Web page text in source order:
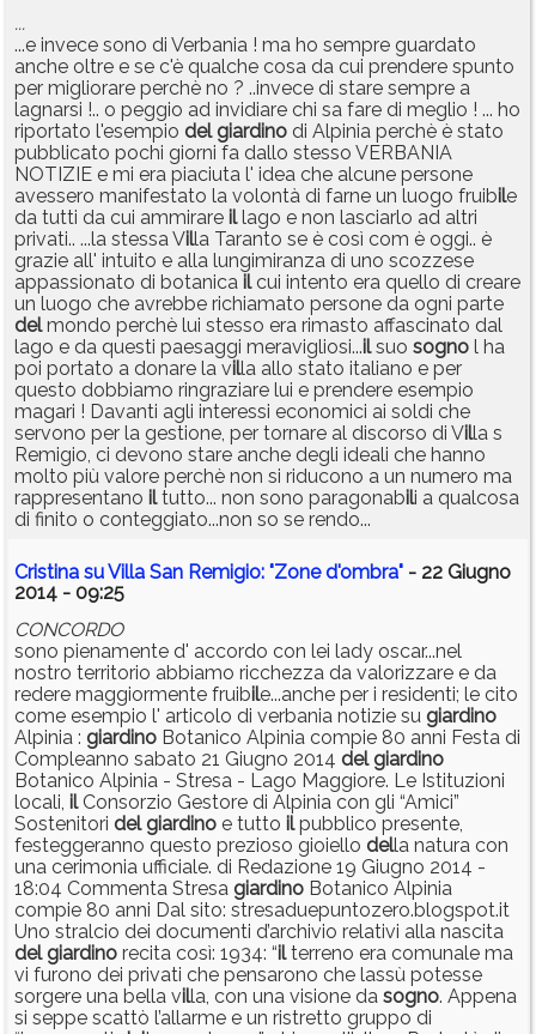
...
...e invece sono di Verbania ! ma ho sempre guardato
anche oltre e se c'è qualche cosa da cui prendere spunto
per migliorare perchè no ? ..invece di stare sempre a
lagnarsi !.. o peggio ad invidiare chi sa fare di meglio ! ... ho
riportato l'esempio del giardino di Alpinia perchè è stato
pubblicato pochi giorni fa dallo stesso VERBANIA
NOTIZIE e mi era piaciuta l' idea che alcune persone
avessero manifestato la volontà di farne un luogo fruibile
da tutti da cui ammirare illago e non lasciarlo ad altri
privati.. ...la stessa Villa Taranto se è così com è oggi.. è
grazie all' intuito e alla lungimiranza di uno scozzese
appassionato di botanica ilcui intento era quello di creare
un luogo che avrebbe richiamato persone da ogni parte
delmondo perchè lui stesso era rimasto affascinato dal
lago e da questi paesaggi meravigliosi...ilsuo sogno l ha
poi portato a donare la villa allo stato italiano e per
questo dobbiamo ringraziare lui e prendere esempio
magari ! Davanti agli interessi economici ai soldi che
servono per la gestione, per tornare al discorso di Villa s
Remigio, ci devono stare anche degli ideali che hanno
molto più valore perchè non si riducono a un numero ma
rappresentano iltutto... non sono paragonabili a qualcosa
di finito o conteggiato...non so se rendo...
Cristina su Villa San Remigio: "Zone d'ombra" - 22 Giugno
2014 - 09:25
CONCORDO
sono pienamente d' accordo con lei lady oscar...nel
nostro territorio abbiamo ricchezza da valorizzare e da
redere maggiormente fruibile...anche per i residenti; le cito
come esempio l' articolo di verbania notizie su giardino
Alpinia : giardino Botanico Alpinia compie 80 anni Festa di
Compleanno sabato 21 Giugno 2014 del giardino
Botanico Alpinia - Stresa - Lago Maggiore. Le Istituzioni
locali, ilConsorzio Gestore di Alpinia con gli “Amici”
Sostenitori del giardino e tutto ilpubblico presente,
festeggeranno questo prezioso gioiello della natura con
una cerimonia ufficiale. di Redazione 19 Giugno 2014 -
18:04 Commenta Stresa giardino Botanico Alpinia
compie 80 anni Dal sito: stresaduepuntozero.blogspot.it
Uno stralcio dei documenti d’archivio relativi alla nascita
del giardino recita così: 1934: “ilterreno era comunale ma
vi furono dei privati che pensarono che lassù potesse
sorgere una bella villa, con una visione da sogno. Appena
si seppe scattò l’allarme e un ristretto gruppo di